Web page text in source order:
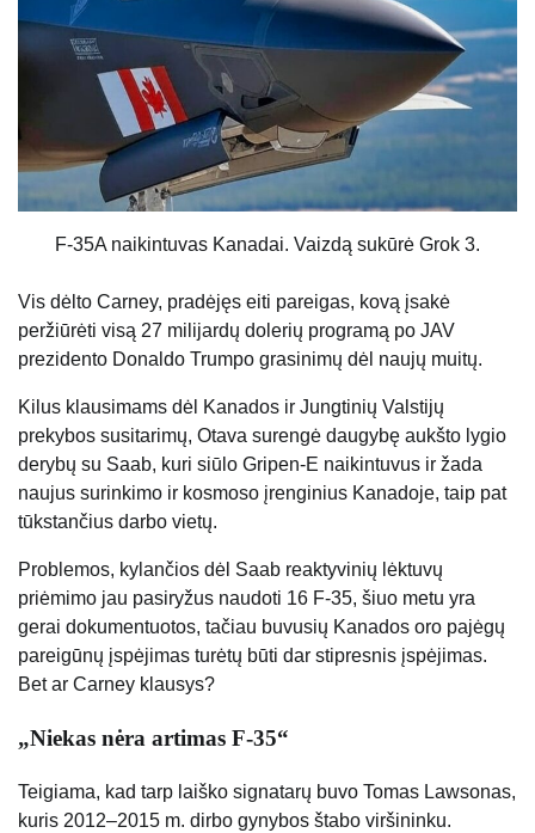
F-35A naikintuvas Kanadai. Vaizdą sukūrė Grok 3.
Vis dėlto Carney, pradėjęs eiti pareigas, kovą įsakė
peržiūrėti visą 27 milijardų dolerių programą po JAV
prezidento Donaldo Trumpo grasinimų dėl naujų muitų.
Kilus klausimams dėl Kanados ir Jungtinių Valstijų
prekybos susitarimų, Otava surengė daugybę aukšto lygio
derybų su Saab, kuri siūlo Gripen-E naikintuvus ir žada
naujus surinkimo ir kosmoso įrenginius Kanadoje, taip pat
tūkstančius darbo vietų.
Problemos, kylančios dėl Saab reaktyvinių lėktuvų
priėmimo jau pasiryžus naudoti 16 F-35, šiuo metu yra
gerai dokumentuotos, tačiau buvusių Kanados oro pajėgų
pareigūnų įspėjimas turėtų būti dar stipresnis įspėjimas.
Bet ar Carney klausys?
„Niekas nėra artimas F-35“
Teigiama, kad tarp laiško signatarų buvo Tomas Lawsonas,
kuris 2012–2015 m. dirbo gynybos štabo viršininku.